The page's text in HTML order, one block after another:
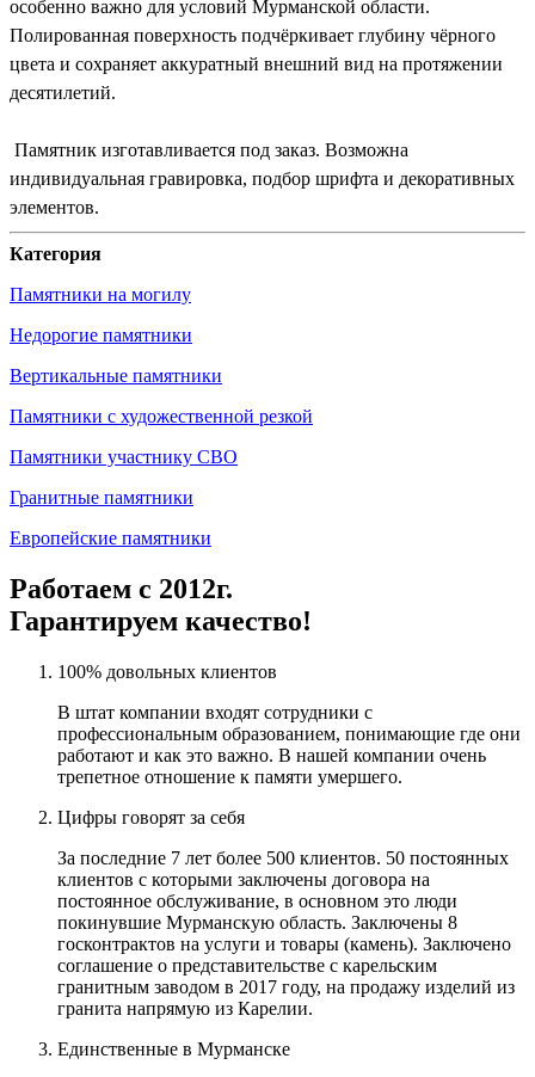
особенно важно для условий Мурманской области.
Полированная поверхность подчёркивает глубину чёрного
цвета и сохраняет аккуратный внешний вид на протяжении
десятилетий.
Памятник изготавливается под заказ. Возможна
индивидуальная гравировка, подбор шрифта и декоративных
элементов.
Категория
Памятники на могилу
Недорогие памятники
Вертикальные памятники
Памятники с художественной резкой
Памятники участнику СВО
Гранитные памятники
Европейские памятники
Работаем с 2012г.
Гарантируем качество!
100% довольных клиентов
В штат компании входят сотрудники с
профессиональным образованием, понимающие где они
работают и как это важно. В нашей компании очень
трепетное отношение к памяти умершего.
Цифры говорят за себя
За последние 7 лет более 500 клиентов. 50 постоянных
клиентов с которыми заключены договора на
постоянное обслуживание, в основном это люди
покинувшие Мурманскую область. Заключены 8
госконтрактов на услуги и товары (камень). Заключено
соглашение о представительстве с карельским
гранитным заводом в 2017 году, на продажу изделий из
гранита напрямую из Карелии.
Единственные в Мурманске